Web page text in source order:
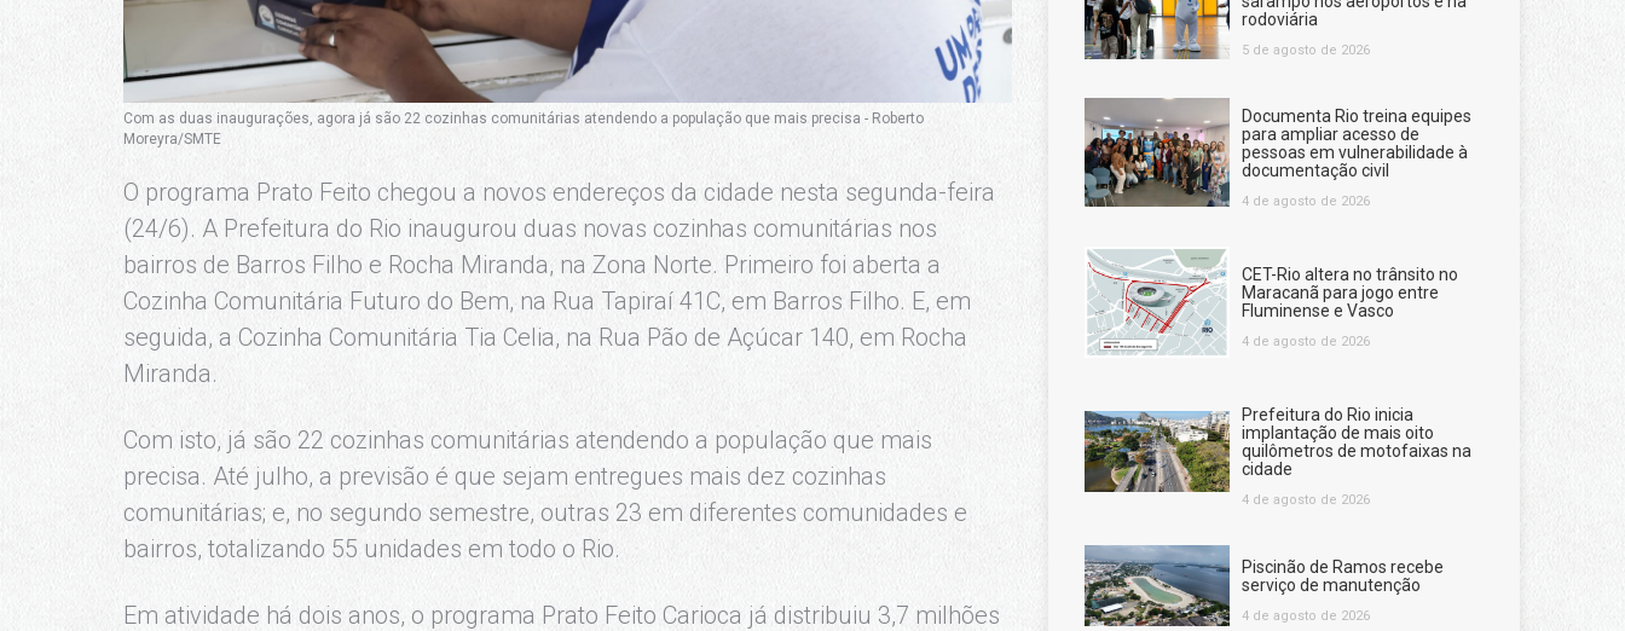
Com as duas inaugurações, agora já são 22 cozinhas comunitárias atendendo a população que mais precisa - Roberto
Moreyra/SMTE
O programa Prato Feito chegou a novos endereços da cidade nesta segunda-feira
(24/6). A Prefeitura do Rio inaugurou duas novas cozinhas comunitárias nos
bairros de Barros Filho e Rocha Miranda, na Zona Norte. Primeiro foi aberta a
Cozinha Comunitária Futuro do Bem, na Rua Tapiraí 41C, em Barros Filho. E, em
seguida, a Cozinha Comunitária Tia Celia, na Rua Pão de Açúcar 140, em Rocha
Miranda.
Com isto, já são 22 cozinhas comunitárias atendendo a população que mais
precisa. Até julho, a previsão é que sejam entregues mais dez cozinhas
comunitárias; e, no segundo semestre, outras 23 em diferentes comunidades e
bairros, totalizando 55 unidades em todo o Rio.
Em atividade há dois anos, o programa Prato Feito Carioca já distribuiu 3,7 milhões
rodoviária
5 de agosto de 2026
Documenta Rio treina equipes
para ampliar acesso de
pessoas em vulnerabilidade à
documentação civil
4 de agosto de 2026
CET-Rio altera no trânsito no
Maracanã para jogo entre
Fluminense e Vasco
4 de agosto de 2026
Prefeitura do Rio inicia
implantação de mais oito
quilômetros de motofaixas na
cidade
4 de agosto de 2026
Piscinão de Ramos recebe
serviço de manutenção
4 de agosto de 2026